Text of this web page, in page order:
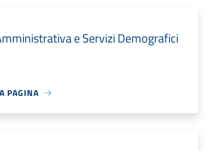
e Servizi Demografici
PAGINA